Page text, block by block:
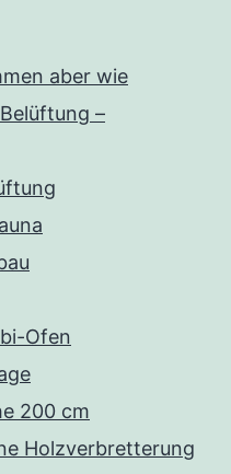
aber wie
–
Ofen
200 cm
Holzverbretterung